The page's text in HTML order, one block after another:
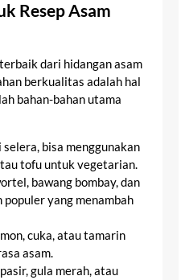
Resep Asam
dari hidangan asam
berkualitas adalah hal
bahan-bahan utama
selera, bisa menggunakan
tofu untuk vegetarian.
bawang bombay, dan
populer yang menambah
cuka, atau tamarin
asam.
gula merah, atau